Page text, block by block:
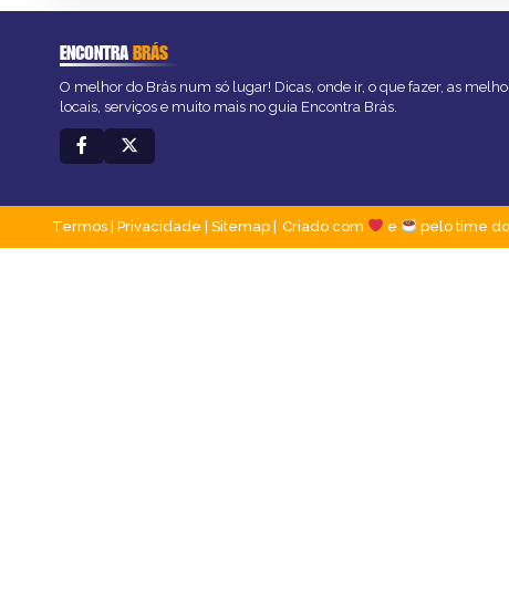
ENCONTRABRÁS
O melhor do Brás num só lugar! Dicas, onde ir, o que fazer, as
locais, serviços e muito mais no guia Encontra Brás.
Termos Privacidade Sitemap Criado com e pelo time